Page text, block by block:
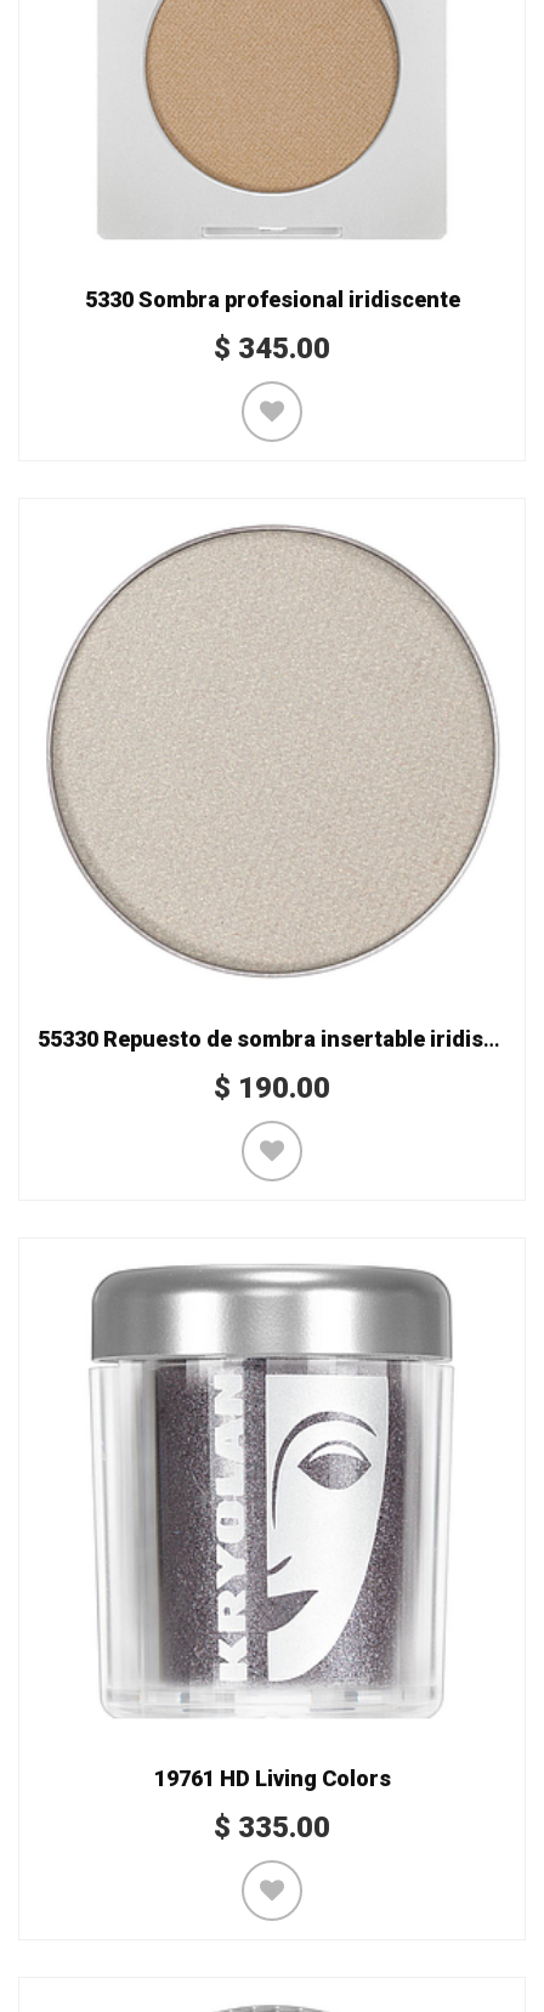
5330 Sombra profesional iridiscente
$ 345.00
55330 Repuesto de sombra insertable iridiscente
$ 190.00
19761 HD Living Colors
$ 335.00